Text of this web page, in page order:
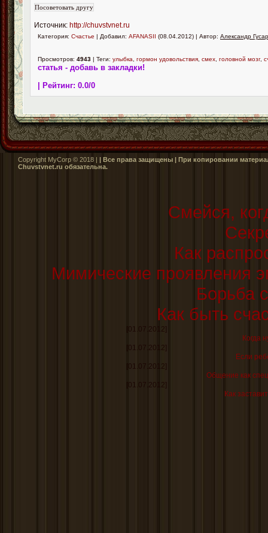
Источник: http://chuvstvnet.ru
Категория: Счастье | Добавил: AFANASII (08.04.2012) | Автор: Александр
Просмотров: 4943 | Теги: улыбка гормон удовольствия смех головной мозг,
статья - добавь в закладки!
| Рейтинг: 0.0/0
Copyright MyCorp © 2018 | | Все права защищены | При копировании
Сhuvstvnet.ru обязательна.
Смейся,
Как
Мимические проявления
Борьба
Как быть
[01.07.2012]
Когда
[01.07.2012]
Если
[01.07.2012]
Общение как
[01.07.2012]
Как